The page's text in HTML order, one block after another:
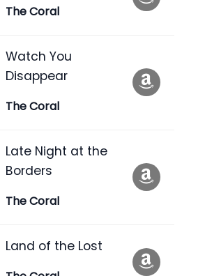
The Coral
Watch You
Disappear
The Coral
Late Night at the
Borders
The Coral
Land of the Lost